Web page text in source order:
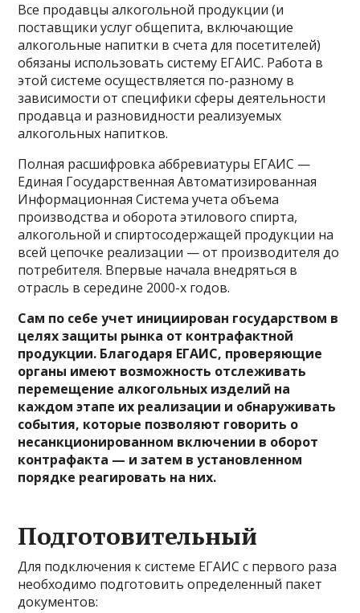
Все продавцы алкогольной продукции (и
поставщики услуг общепита, включающие
алкогольные напитки в счета для посетителей)
обязаны использовать систему ЕГАИС. Работа в
этой системе осуществляется по-разному в
зависимости от специфики сферы деятельности
продавца и разновидности реализуемых
алкогольных напитков.
Полная расшифровка аббревиатуры ЕГАИС —
Единая Государственная Автоматизированная
Информационная Система учета объема
производства и оборота этилового спирта,
алкогольной и спиртосодержащей продукции на
всей цепочке реализации — от производителя до
потребителя. Впервые начала внедряться в
отрасль в середине 2000-х годов.
Сам по себе учет инициирован государством в
целях защиты рынка от контрафактной
продукции. Благодаря ЕГАИС, проверяющие
органы имеют возможность отслеживать
перемещение алкогольных изделий на
каждом этапе их реализации и обнаруживать
события, которые позволяют говорить о
несанкционированном включении в оборот
контрафакта — и затем в установленном
порядке реагировать на них.
Подготовительный
Для подключения к системе ЕГАИС с первого раза
необходимо подготовить определенный пакет
документов: